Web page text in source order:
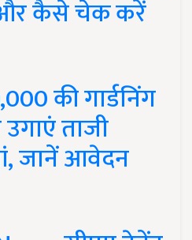
कैसे चेक करें
की गार्डनिंग
ताजी
जानें आवेदन